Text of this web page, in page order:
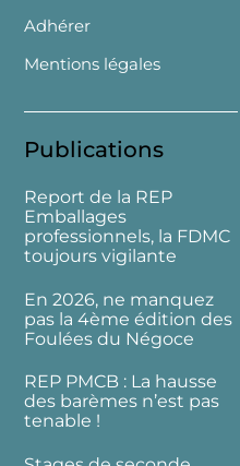
Adhérer
Mentions légales
Publications
Report de la REP
Emballages
professionnels, la FDMC
toujours vigilante
En 2026, ne manquez
pas la 4ème édition des
Foulées du Négoce
REP PMCB : La hausse
des barèmes n’est pas
tenable !